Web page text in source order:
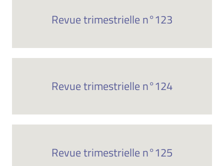
Revue trimestrielle n°123
Revue trimestrielle n°124
Revue trimestrielle n°125